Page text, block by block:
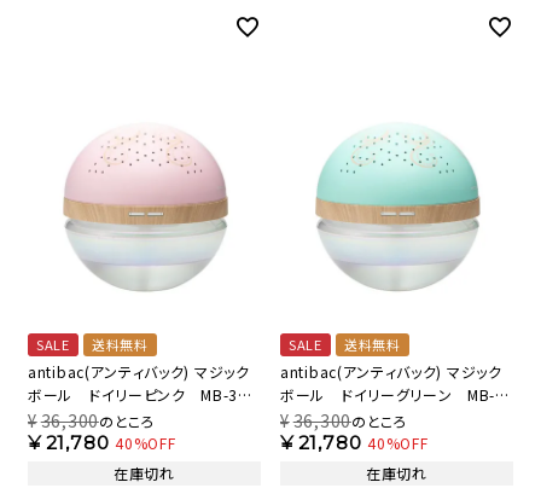
SALE 送料無料
antibac(アンティバック) マジック
ボール ドイリーピンク MB-37
優しさを感じるピンクを表現 【AB】
¥36,300のところ
¥21,780 40%OFF
在庫切れ
SALE 送料無料
antibac(アンティバック) マジック
ボール ドイリーグリーン MB-
38 高級ホテルのインテリア色を
【AB】
¥36,300のところ
¥21,780 40%OFF
在庫切れ